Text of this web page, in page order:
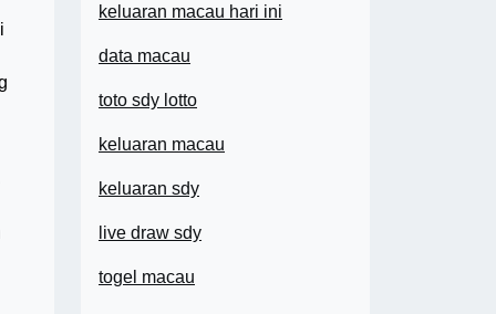
keluaran macau hari ini
data macau
toto sdy lotto
keluaran macau
keluaran sdy
live draw sdy
togel macau